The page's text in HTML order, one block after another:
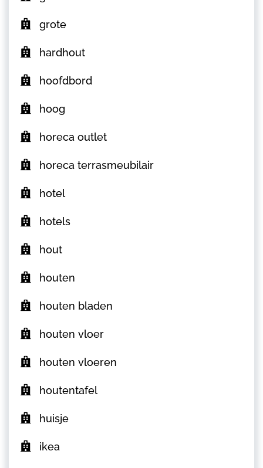
grote
hardhout
hoofdbord
hoog
horeca outlet
horeca terrasmeubilair
hotel
hotels
hout
houten
houten bladen
houten vloer
houten vloeren
houtentafel
huisje
ikea